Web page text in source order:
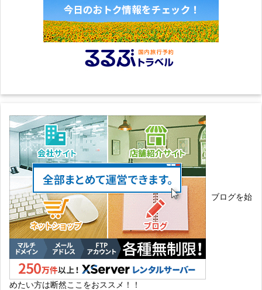
ブログを始
めたい方は断然ここをおススメ！！